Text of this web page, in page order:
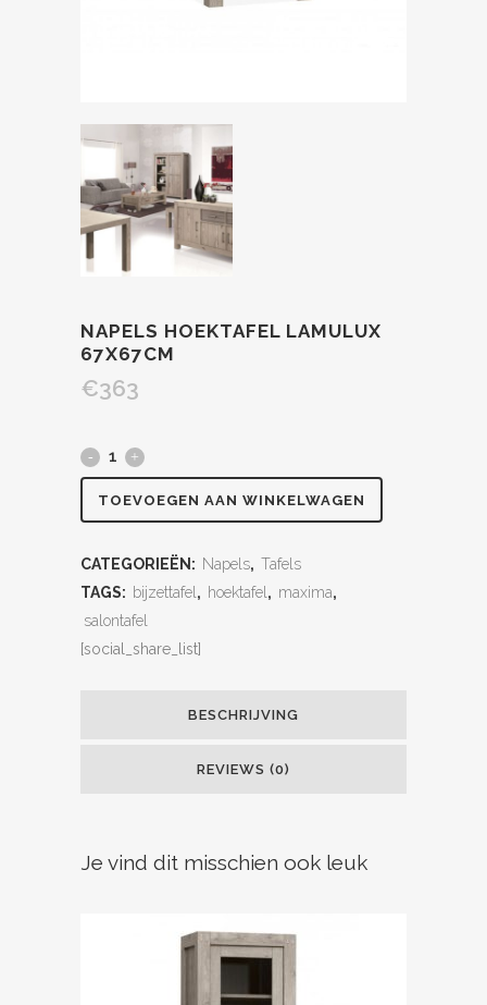
NAPELS HOEKTAFEL LAMULUX
67X67CM
€363
TOEVOEGEN AAN WINKELWAGEN
CATEGORIEËN: Napels, Tafels
TAGS: bijzettafel , hoektafel , maxima,
salontafel
[social_share_list]
BESCHRIJVING
REVIEWS (0)
Je vind dit misschien ook leuk